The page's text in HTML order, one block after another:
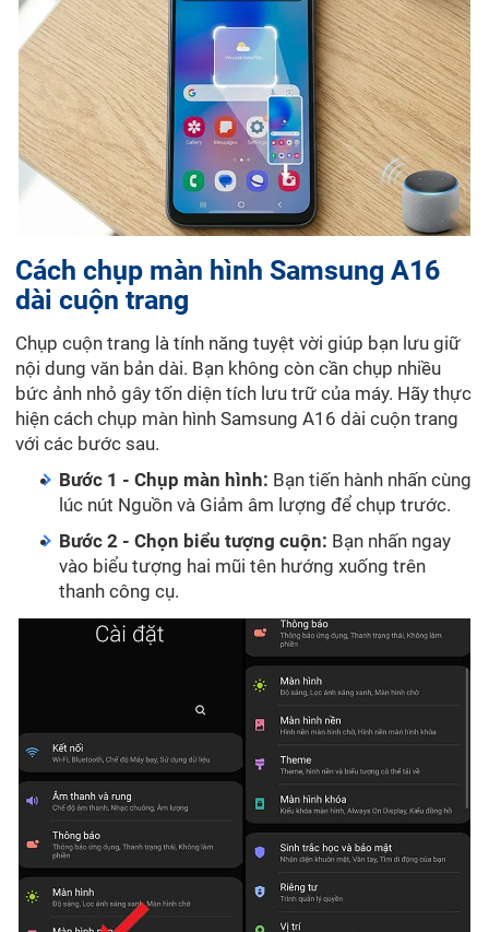
Cách chụp màn hình Samsung A16
dài cuộn trang
Chụp cuộn trang là tính năng tuyệt vời giúp bạn lưu giữ
nội dung văn bản dài. Bạn không còn cần chụp nhiều
bức ảnh nhỏ gây tốn diện tích lưu trữ của máy. Hãy thực
hiện cách chụp màn hình Samsung A16 dài cuộn trang
với các bước sau.
Bước 1 - Chụp màn hình: Bạn tiến hành nhấn cùng
lúc nút Nguồn và Giảm âm lượng để chụp trước.
Bước 2 - Chọn biểu tượng cuộn: Bạn nhấn ngay
vào biểu tượng hai mũi tên hướng xuống trên
thanh công cụ.